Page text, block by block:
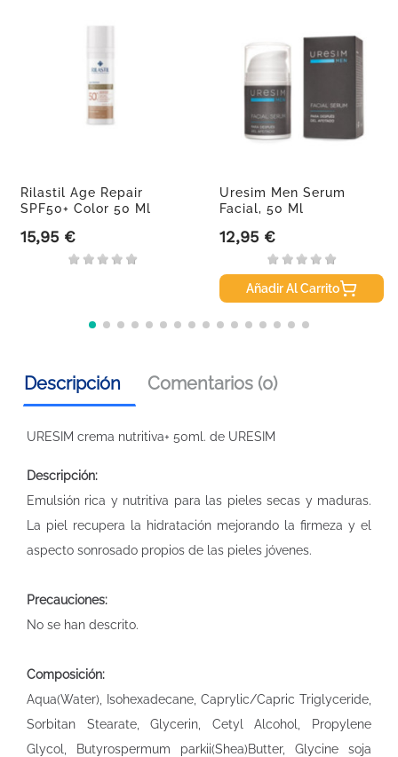
Rilastil Age Repair
SPF50+ Color 50 Ml
Precio
15,95 €
Uresim Men Serum
Facial, 50 Ml
Precio
12,95 €
Añadir Al Carrito
Descripción Comentarios (0)
URESIM crema nutritiva+ 50ml. de URESIM
Descripción:
Emulsión rica y nutritiva para las pieles secas y maduras.
La piel recupera la hidratación mejorando la firmeza y el
aspecto sonrosado propios de las pieles jóvenes.
Precauciones:
No se han descrito.
Composición:
Aqua(Water), Isohexadecane, Caprylic/Capric Triglyceride,
Sorbitan Stearate, Glycerin, Cetyl Alcohol, Propylene
Glycol, Butyrospermum parkii(Shea)Butter, Glycine soja